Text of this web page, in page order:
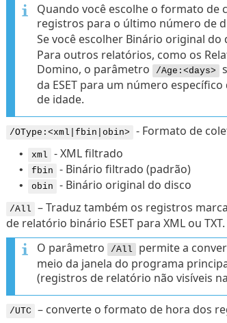
Quando você escolhe o formato
registros para o último número de
Se você escolher Binário original
Para outros relatórios, como os
Domino, o parâmetro
/Age:<days>
da ESET para um número
de idade.
/OType:<xml|fbin|obin> - Formato de
• xml - XML filtrado
• fbin - Binário filtrado (padrão)
• obin - Binário original do disco
/All
– Traduz também os registros
de relatório binário ESET para XML ou TXT.
O parâmetro
/All permite a
meio da janela do programa
(registros de relatório não visíveis
/UTC – converte o formato de hora dos